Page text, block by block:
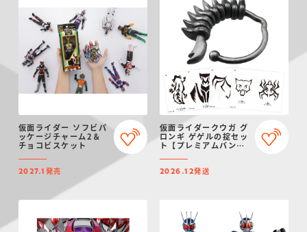
仮面ライダー ソフビパ
ッケージチャーム2＆
チョコビスケット
2027.1 発売
仮面ライダークウガ グ
ロンギ ゲゲルの掟セッ
ト【プレミアムバンダ
ル）
2026.12発送